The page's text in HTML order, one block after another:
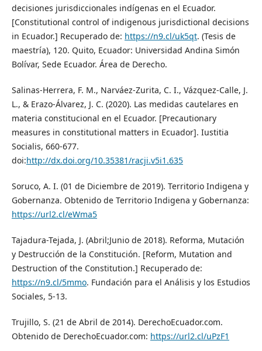
decisiones jurisdiccionales indígenas en el Ecuador.
[Constitutional control of indigenous jurisdictional decisions
in Ecuador.] Recuperado de: https://n9.cl/uk5qt. (Tesis de
maestría), 120. Quito, Ecuador: Universidad Andina Simón
Bolívar, Sede Ecuador. Área de Derecho.
Salinas-Herrera, F. M., Narváez-Zurita, C. I., Vázquez-Calle, J.
L., & Erazo-Álvarez, J. C. (2020). Las medidas cautelares en
materia constitucional en el Ecuador. [Precautionary
measures in constitutional matters in Ecuador]. Iustitia
Socialis, 660-677.
doi:http://dx.doi.org/10.35381/racji.v5i1.635
Soruco, A. I. (01 de Diciembre de 2019). Territorio Indigena y
Gobernanza. Obtenido de Territorio Indigena y Gobernanza:
https://url2.cl/eWma5
Tajadura-Tejada, J. (Abril;Junio de 2018). Reforma, Mutación
y Destrucción de la Constitución. [Reform, Mutation and
Destruction of the Constitution.] Recuperado de:
https://n9.cl/5mmo. Fundación para el Análisis y los Estudios
Sociales, 5-13.
Trujillo, S. (21 de Abril de 2014). DerechoEcuador.com.
Obtenido de DerechoEcuador.com: https://url2.cl/uPzF1